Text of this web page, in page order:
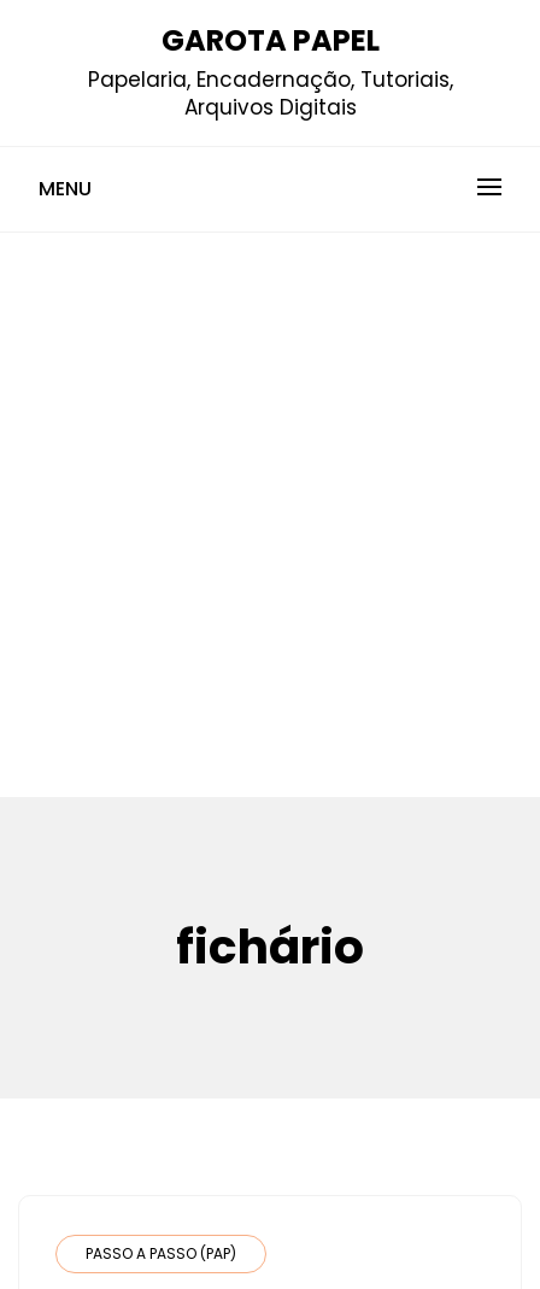
GAROTA PAPEL
Papelaria, Encadernação, Tutoriais,
Arquivos Digitais
MENU
fichário
PASSO A PASSO (PAP)